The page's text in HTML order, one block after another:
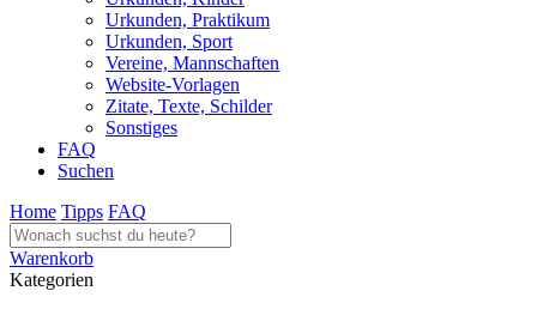
Urkunden, Praktikum
Urkunden, Sport
Vereine, Mannschaften
Website-Vorlagen
Zitate, Texte, Schilder
Sonstiges
FAQ
Suchen
Home Tipps FAQ
Warenkorb
Kategorien